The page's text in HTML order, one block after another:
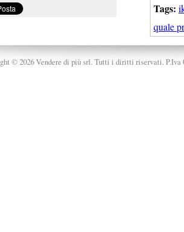
Tags:
quale
© 2026 Vendere di più srl. Tutti i diritti riservati. P.Iva